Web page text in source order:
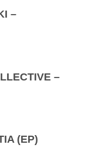
–
–
(EP)